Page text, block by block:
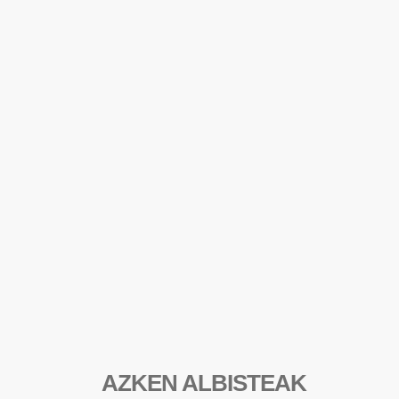
AZKEN ALBISTEAK